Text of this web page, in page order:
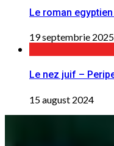
Le roman
19 septembrie 2025
Le nez juif –
15 august 2024